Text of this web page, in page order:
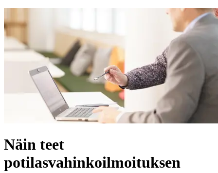
Näin teet
potilasvahinkoilmoituksen